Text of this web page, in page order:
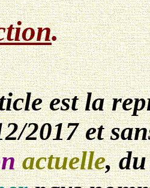
.
est la
2017 et
actuelle,